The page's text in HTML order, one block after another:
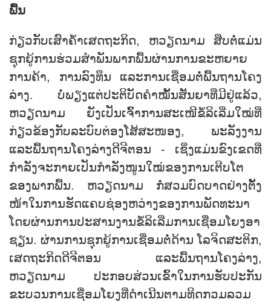
ພື້ນ
ກ່ຽວກັບເສົາຄໍ້າເສດຖະກິດ, ຫວຽດນາມ ສືບຕໍ່ແມ່ນ
ຊຸກຍູ້ການຮ່ວມສໍາພັນພາກພື້ນຜ່ານການຂະຫຍາຍ
ການຄ້າ, ການລົງທຶນ ແລະການເຊື່ອມຕໍ່ພື້ນຖານໂຄງ
ລ່າງ. ບໍ່ພຽງແຕ່ປະຕິບັດຄໍາໝັ້ນສັນຍາທີ່ມີຢູ່ແລ້ວ,
ຫວຽດນາມ ຍັງເປັນເຈົ້າການສະເໜີຂໍ້ລິເລີ່ມໃໝ່ທີ່
ກ່ຽວຂ້ອງກັບລະບົບຕ່ອງໂສ້ສະໜອງ, ພະລັງງານ
ແລະພື້ນຖານໂຄງລ່າງດີຈີຕອນ - ເຊິ່ງແມ່ນຂົງເຂດທີ່
ກຳລັງຈະກາຍເປັນກໍາລັງໜູນໃໝ່ຂອງການເຕີບໂຕ
ຂອງພາກພື້ນ. ຫວຽດນາມ ກໍ່ສວມບົດບາດຢ່າງຕັ້ງ
ໜ້າໃນການຮັດແຄບຊ່ອງຫວ່າງຂອງການພັດທະນາ
ໂດຍຜ່ານການປະສານງານຂໍ້ລິເລີ່ມການເຊື່ອມໂຍງອາ
ຊຽນ. ຜ່ານການຊຸກຍູ້ການເຊື່ອມຕໍ່ດ້ານ ໂລຈິດສະຕິກ,
ເສດຖະກິດດີຈີຕອນ ແລະພື້ນຖານໂຄງລ່າງ,
ຫວຽດນາມ ປະກອບສ່ວນເຂົ້າໃນການຮັບປະກັນ
ຂະບວນການເຊື່ອມໂຍງທີ່ດໍາເນີນຕາມທິດກວມລວມ